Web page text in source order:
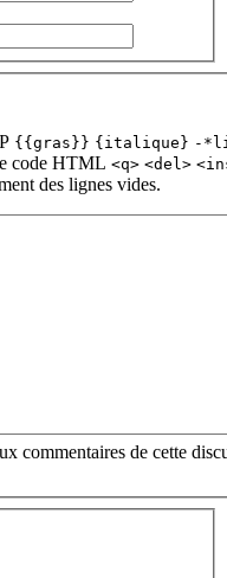
{{gras}} {italique} -
code HTML <q> <del>
des lignes vides.
commentaires de cette